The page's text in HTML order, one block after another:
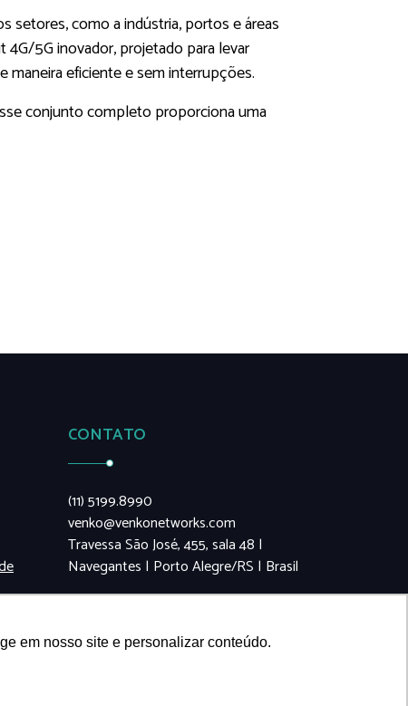
em nosso site e personalizar conteúdo.
setores, como a indústria, portos e áreas
4G/5G inovador, projetado para levar
maneira eficiente e sem interrupções.
conjunto completo proporciona uma
CONTATO
(11) 5199.8990
venko@venkonetworks.com
Travessa São José, 455, sala 48 |
Navegantes | Porto Alegre/RS | Brasil